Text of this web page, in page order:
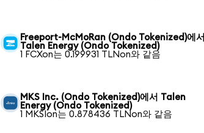
Freeport-McMoRan (Ondo Tokenized)에서
Talen Energy (Ondo Tokenized)
1 FCXon는 0.199931 TLNon와 같음
MKS Inc. (Ondo Tokenized)에서 Talen
Energy (Ondo Tokenized)
1 MKSIon는 0.878436 TLNon와 같음